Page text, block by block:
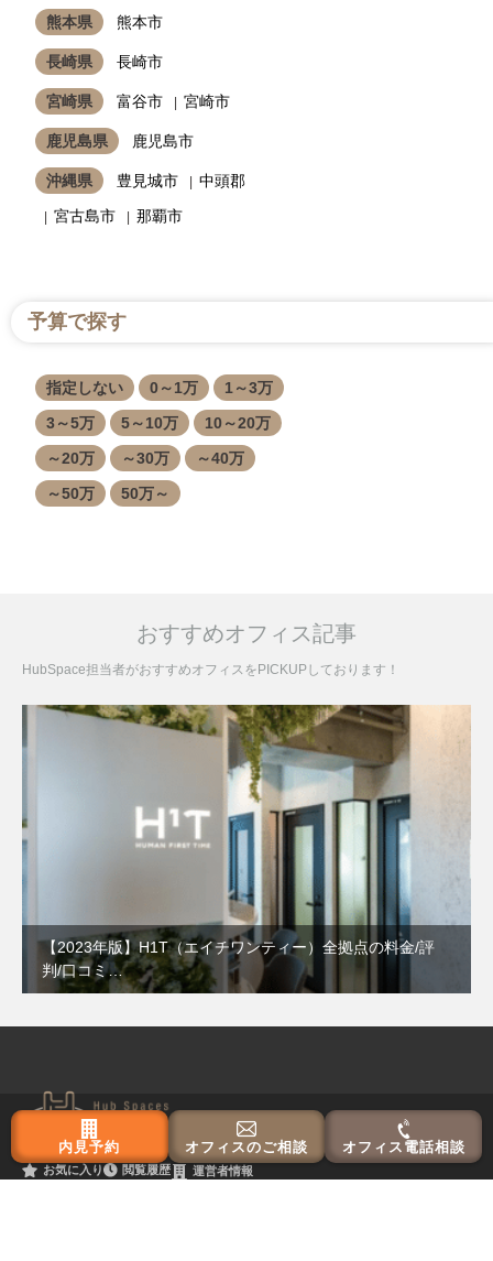
内見予約 オフィスのご相談 オフィス電話相談
熊本県 熊本市
長崎県 長崎市
宮崎県 富谷市 宮崎市
鹿児島県 鹿児島市
沖縄県 豊見城市
中頭郡
宮古島市
那覇市
予算で探す
指定しない 0～1万
1～3万
3～5万
5～10万
10～20万
～20万
～30万
～40万
～50万
50万～
おすすめオフィス記事
HubSpace担当者がおすすめオフィスをPICKUPしております！
【2023年版】H1T（エイチワンティー）全拠点の料金/評
判/口コミ…
お気に入り 閲覧履歴 運営者情報